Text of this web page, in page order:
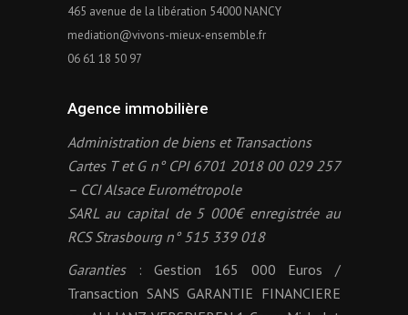
465 avenue de la libération 54000 NANCY
mediation@vivons-mieux-ensemble.fr
06 61 18 50 97
Agence immobilière
Administration de biens et Transactions
Cartes T et G n° CPI 6701 2018 00 029 257
– CCI Alsace Eurométropole
SARL au capital de 5 000€ enregistrée au
RCS Strasbourg n° 515 339 018
Garanties: Gestion 165 000 Euros /
Transaction SANS GARANTIE FINANCIERE